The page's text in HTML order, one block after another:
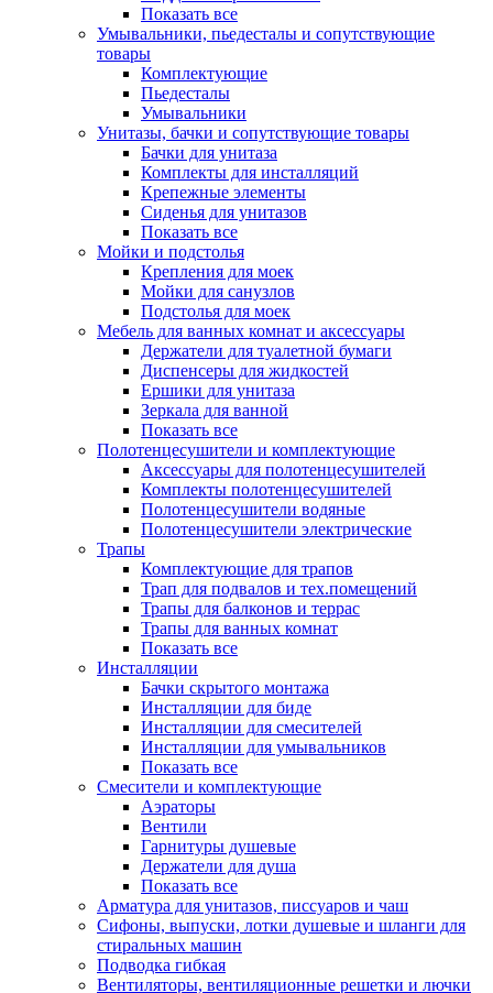
Показать все
Умывальники, пьедесталы и сопутствующие
товары
Комплектующие
Пьедесталы
Умывальники
Унитазы, бачки и сопутствующие товары
Бачки для унитаза
Комплекты для инсталляций
Крепежные элементы
Сиденья для унитазов
Показать все
Мойки и подстолья
Крепления для моек
Мойки для санузлов
Подстолья для моек
Мебель для ванных комнат и аксессуары
Держатели для туалетной бумаги
Диспенсеры для жидкостей
Ершики для унитаза
Зеркала для ванной
Показать все
Полотенцесушители и комплектующие
Аксессуары для полотенцесушителей
Комплекты полотенцесушителей
Полотенцесушители водяные
Полотенцесушители электрические
Трапы
Комплектующие для трапов
Трап для подвалов и тех.помещений
Трапы для балконов и террас
Трапы для ванных комнат
Показать все
Инсталляции
Бачки скрытого монтажа
Инсталляции для биде
Инсталляции для смесителей
Инсталляции для умывальников
Показать все
Смесители и комплектующие
Аэраторы
Вентили
Гарнитуры душевые
Держатели для душа
Показать все
Арматура для унитазов, писсуаров и чаш
Сифоны, выпуски, лотки душевые и шланги для
стиральных машин
Подводка гибкая
Вентиляторы, вентиляционные решетки и лючки